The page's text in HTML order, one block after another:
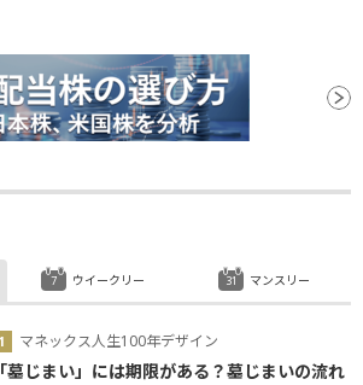
マネックス人生100年デザイン
「墓じまい」には期限がある？墓じまいの流れ
ウイークリー マンスリー